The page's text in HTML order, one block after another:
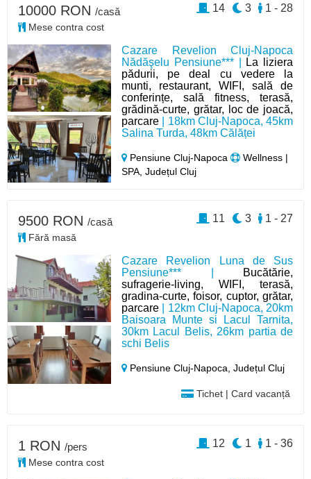
Cazare Revelion Cluj-Napoca
Nădăşelu Pensiune*** |
La liziera
pădurii, pe deal cu vedere la
munti, restaurant, WIFI, sală de
conferințe, sală fitness, terasă,
grădină-curte, grătar, loc de joacă,
parcare | 18km Cluj-Napoca, 45km
Salina Turda, 48km Călăței
Pensiune Cluj-Napoca
Wellness |
SPA, Județul Cluj
10000 RON /casă
Mese contra cost
1 - 28
3
14
Cazare Revelion Luna de Sus
Pensiune*** |
Bucătărie,
sufragerie-living, WIFI, terasă,
gradina-curte, foisor, cuptor, grătar,
parcare | 12km Cluj-Napoca, 20km
Baisoara Munte si Lacul Tarnita,
30km Lacul Belis, 26km partia de
schi Belis
Pensiune Cluj-Napoca,Județul Cluj
Tichet | Card vacanță
9500 RON /casă
Fără masă
1 - 27
3
11
1 RON /pers
Mese contra cost
1 - 36
1
12